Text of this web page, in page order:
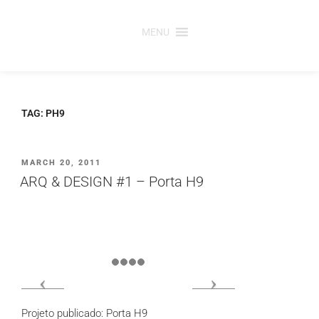
MENU
TAG: PH9
PUBLICADO
EM
MARCH 20, 2011
ARQ & DESIGN #1 – Porta H9
Projeto publicado: Porta H9